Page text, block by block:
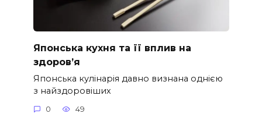
Японська кухня та її вплив на
здоров’я
Японська кулінарія давно визнана однією
з найздоровіших
0 49